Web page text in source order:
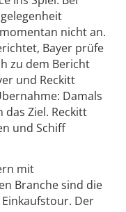
nicht an.
Bayer prüfe
zu dem Bericht
und Reckitt
Damals
Ziel. Reckitt
und Schiff
mit
Branche sind die
Der